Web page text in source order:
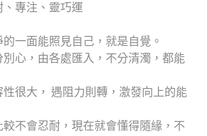
專注、靈巧運
一面能照見自己，就是自覺。
別心，由各處匯入，不分清濁，都能
性很大， 遇阻力則轉，激發向上的能
不會忍耐，現在就會懂得隨緣，不